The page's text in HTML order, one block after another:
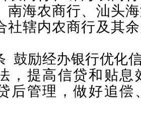
南海农商行、汕头
社辖内农商行及其
励经办银行优化信
，提高信贷和贴息
后管理，做好追偿